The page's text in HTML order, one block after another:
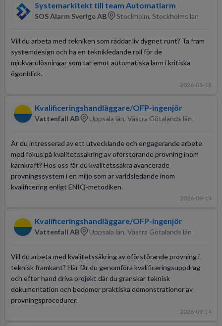
Systemarkitekt till team Automatlarm
SOS Alarm Sverige AB Stockholm, Stockholms län
Vill du arbeta med tekniken som räddar liv dygnet runt? Ta fram
systemdesign och ha en teknikledande roll för de
mjukvarulösningar som tar emot automatiska larm i kritiska
ögonblick.
2026-08-15
Kvalificeringshandläggare/OFP-ingenjör
Vattenfall AB Uppsala län, Västra Götalands län
Är du intresserad av ett utvecklande och engagerande arbete
med fokus på kvalitetssäkring av oförstörande provning inom
kärnkraft? Hos oss får du kvalitetssäkra avancerade
provningssystem i en miljö som är världsledande inom
kvalificering enligt ENIQ-metodiken.
2026-09-14
Kvalificeringshandläggare/OFP-ingenjör
Vattenfall AB Uppsala län, Västra Götalands län
Vill du arbeta med kvalitetssäkring av oförstörande provning i
teknisk framkant? Här får du genomföra kvalificeringsuppdrag
och efter hand driva projekt där du granskar teknisk
dokumentation och bedömer praktiska demonstrationer av
provningsprocedurer.
2026-09-14